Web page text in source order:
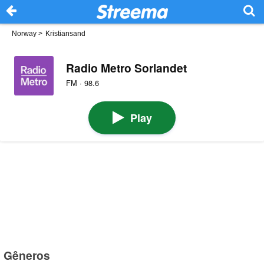
Norway > Kristiansand
Radio Metro Sorlandet
FM · 98.6
Play
Gêneros